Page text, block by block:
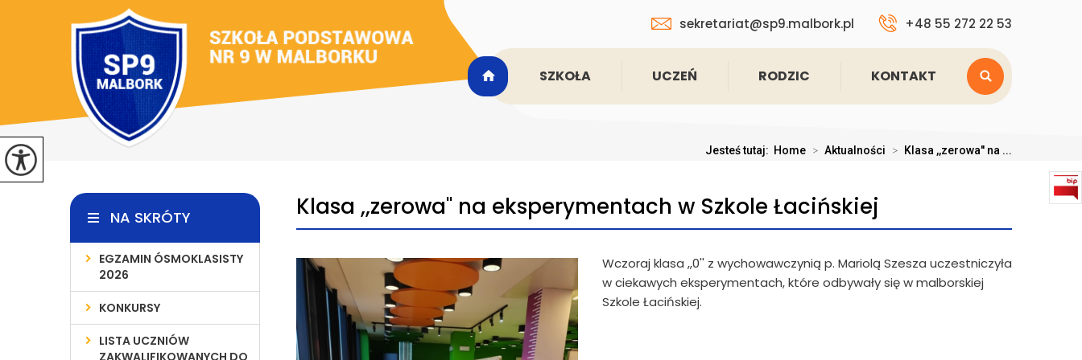
sekretariat@sp9.malbork.pl +48 55 272 22 53
SZKOŁA UCZEŃ RODZIC KONTAKT
Jesteś tutaj: Home > Aktualności > Klasa ,,zerowa'' na ...
Klasa ,,zerowa'' na eksperymentach w Szkole Łacińskiej
Wczoraj klasa ,,0'' z wychowawczynią p. Mariolą Szesza uczestniczyła
w ciekawych eksperymentach, które odbywały się w malborskiej
Szkole Łacińskiej.
NA SKRÓTY
EGZAMIN ÓSMOKLASISTY
2026
KONKURSY
LISTA UCZNIÓW
ZAKWALIFIKOWANYCH DO